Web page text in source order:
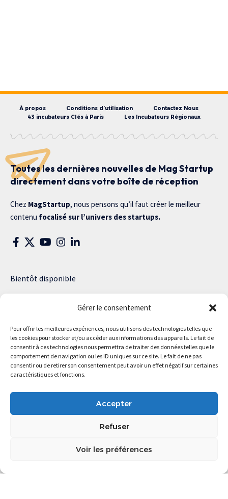
Gérer le consentement
Pour offrir les meilleures expériences, nous utilisons des technologies telles que
les cookies pour stocker et/ou accéder aux informations des appareils. Le fait de
consentir à ces technologies nous permettra de traiter des données telles que le
comportement de navigation ou les ID uniques sur ce site. Le fait de ne pas
consentir ou de retirer son consentement peut avoir un effet négatif sur certaines
caractéristiques et fonctions.
Accepter
Refuser
Voir les préférences
À propos Conditions d’utilisation
Contactez Nous
43 incubateurs Clés à Paris
Les Incubateurs Régionaux
Toutes les dernières nouvelles de Mag Startup
directement dans votre boîte de réception
Chez MagStartup, nous pensons qu’il faut créer le meilleur
contenu focalisé sur l’univers des startups.
Bientôt disponible
nous permettent de nous souvenir de vous et de personnaliser
Lisez notre politique de confidentialité pour plus d’informations.